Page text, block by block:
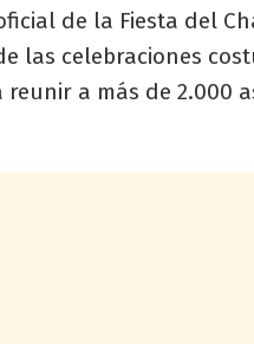
de la Fiesta del
las celebraciones
a más de 2.000